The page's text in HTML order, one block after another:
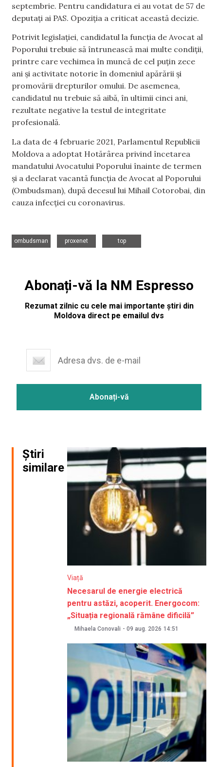
septembrie. Pentru candidatura ei au votat de 57 de
deputați ai PAS. Opoziția a criticat această decizie.
Potrivit legislației, candidatul la funcția de Avocat al
Poporului trebuie să întrunească mai multe condiții,
printre care vechimea în muncă de cel puțin zece
ani și activitate notorie în domeniul apărării și
promovării drepturilor omului. De asemenea,
candidatul nu trebuie să aibă, în ultimii cinci ani,
rezultate negative la testul de integritate
profesională.
La data de 4 februarie 2021, Parlamentul Republicii
Moldova a adoptat Hotărârea privind încetarea
mandatului Avocatului Poporului înainte de termen
și a declarat vacantă funcția de Avocat al Poporului
(Ombudsman), după decesul lui Mihail Cotorobai, din
cauza infecției cu coronavirus.
ombudsman
proxenet
top
Abonați-vă la NM Espresso
Rezumat zilnic cu cele mai importante știri din
Moldova direct pe emailul dvs
Știri
similare
Viață
Necesarul de energie electrică
pentru astăzi, acoperit. Energocom:
„Situația regională rămâne dificilă”
Mihaela Conovali - 09 aug. 2026 14:51